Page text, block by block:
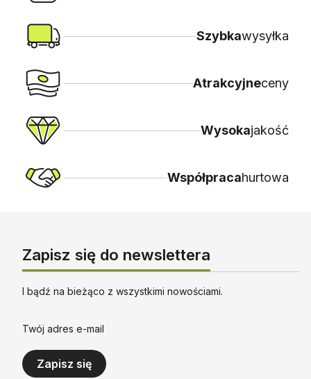
Szybkawysyłka
Atrakcyjneceny
Wysokajakość
Współpracahurtowa
Zapisz się do newslettera
I bądź na bieżąco z wszystkimi nowościami.
Twój adres e-mail
Zapisz się